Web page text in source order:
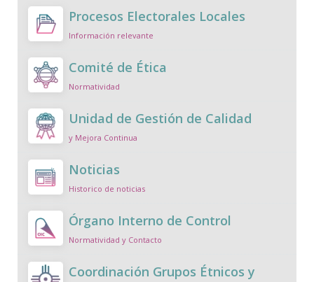
Procesos Electorales Locales
Información relevante
Comité de Ética
Normatividad
Unidad de Gestión de Calidad
y Mejora Continua
Noticias
Historico de noticias
Órgano Interno de Control
Normatividad y Contacto
Coordinación Grupos Étnicos y